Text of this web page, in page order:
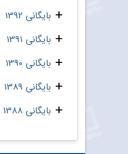
بایگانی 1392
بایگانی 1391
بایگانی 1390
بایگانی 1389
بایگانی 1388